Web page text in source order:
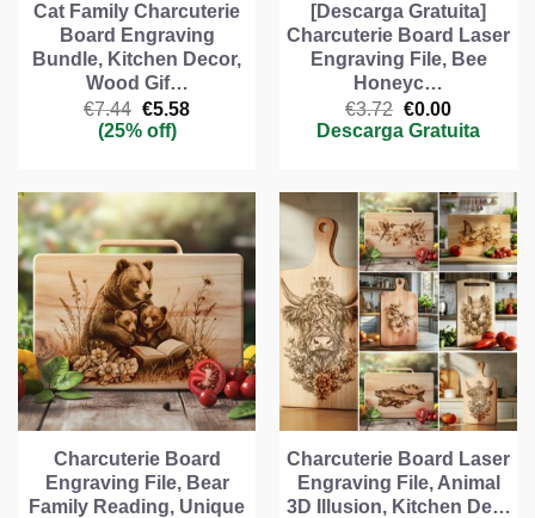
Cat Family Charcuterie
Board Engraving
Bundle, Kitchen Decor,
Wood Gif…
€7.44 El
precio
original
€5.58El
(25% off)
[Descarga Gratuita]
Charcuterie Board Laser
Engraving File, Bee
Honeyc…
€3.72 El
precio
€0.00El
precio
Descarga Gratuita
Charcuterie Board
Engraving File, Bear
Family Reading, Unique
Charcuterie Board Laser
Engraving File, Animal
3D Illusion, Kitchen De…